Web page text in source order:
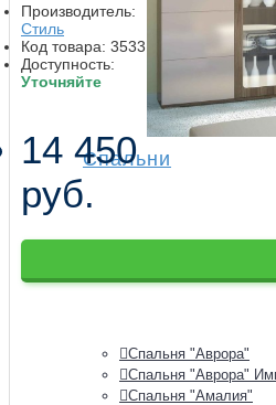
Спальни
Спальня "Аврора"
Спальня "Аврора"
Спальня "Амалия"
Производитель:
Стиль
Код товара: 3533
Доступность:
Уточняйте
14 450
руб.